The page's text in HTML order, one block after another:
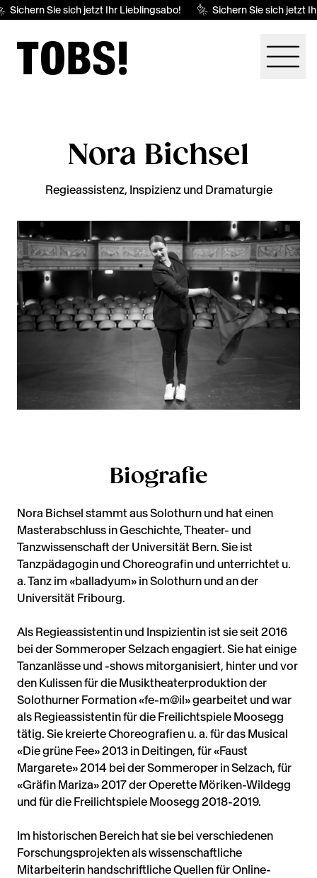
Sichern Sie sich jetzt Ihr Lieblingsabo! Sichern Sie sich jetzt Ihr
Nora Bichsel
Regieassistenz, Inspizienz und Dramaturgie
Biografie
Nora Bichsel stammt aus Solothurn und hat einen
Masterabschluss in Geschichte, Theater- und
Tanzwissenschaft der Universität Bern. Sie ist
Tanzpädagogin und Choreografin und unterrichtet u.
a. Tanz im «balladyum» in Solothurn und an der
Universität Fribourg.
Als Regieassistentin und Inspizientin ist sie seit 2016
bei der Sommeroper Selzach engagiert. Sie hat einige
Tanzanlässe und -shows mitorganisiert, hinter und vor
den Kulissen für die Musiktheaterproduktion der
Solothurner Formation «fe-m@il» gearbeitet und war
als Regieassistentin für die Freilichtspiele Moosegg
tätig. Sie kreierte Choreografien u. a. für das Musical
«Die grüne Fee» 2013 in Deitingen, für «Faust
Margarete» 2014 bei der Sommeroper in Selzach, für
«Gräfin Mariza» 2017 der Operette Möriken-Wildegg
und für die Freilichtspiele Moosegg 2018-2019.
Im historischen Bereich hat sie bei verschiedenen
Forschungsprojekten als wissenschaftliche
Mitarbeiterin handschriftliche Quellen für Online-